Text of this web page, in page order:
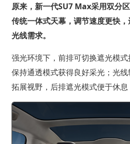
原来，新一代SU7 Max采用双分
传统一体式天幕，调节速度更快
光线需求。
强光环境下，前排可切换遮光模
保持通透模式获得良好采光；光
拓展视野，后排遮光模式便于休息